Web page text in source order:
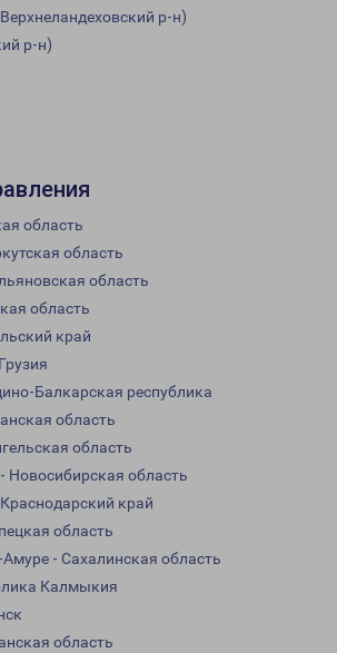
р-н)
р-н)
область
область
область
область
край
Балкарская республика
область
область
Новосибирская область
край
область
- Сахалинская область
Калмыкия
область